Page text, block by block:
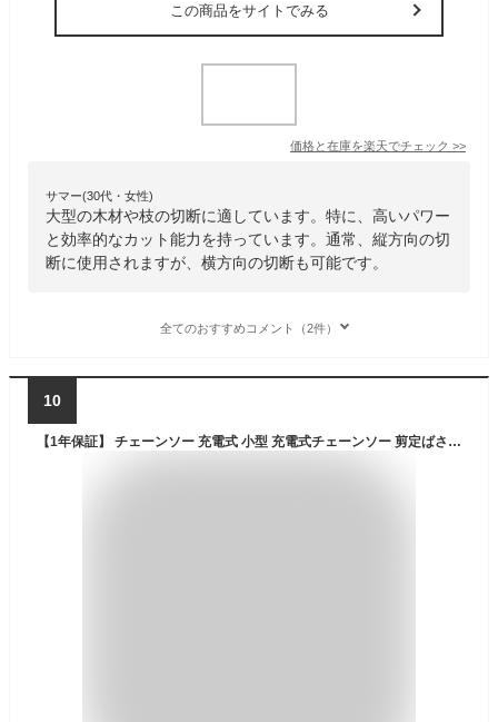
この商品をサイトでみる
価格と在庫を楽天でチェック >>
サマー(30代・女性)
大型の木材や枝の切断に適しています。特に、高いパワー
と効率的なカット能力を持っています。通常、縦方向の切
断に使用されますが、横方向の切断も可能です。
全てのおすすめコメント（2件）
10
【1年保証】 チェーンソー 充電式 小型 充電式チェーンソー 剪定ばさみ 剪定バサミ 剪定 電動 伸縮 充電 電動のこぎり のこぎり ノコギリ コードレス ムサシ ハンディ ポールチェーンソー 切断 花 ガーデン DIY ガーデニング丸太庭木幹太い枝 バッテリー 送料無料